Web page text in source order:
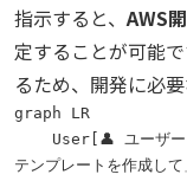
指示すると、AWS
定することが可能
るため、開発に必
graph LR
User[👤 ユーザ
テンプレートを作成